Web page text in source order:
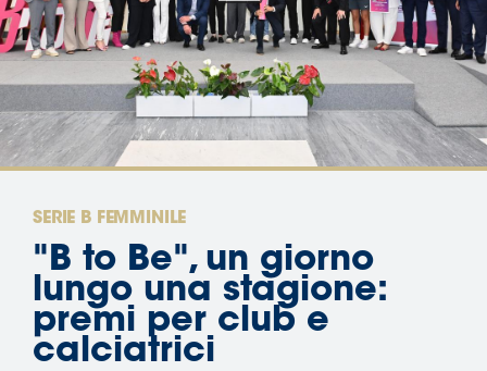
Media
Contatti
Assicurazione
SERIE B FEMMINILE
"B to Be", un giorno
lungo una stagione:
premi per club e
calciatrici